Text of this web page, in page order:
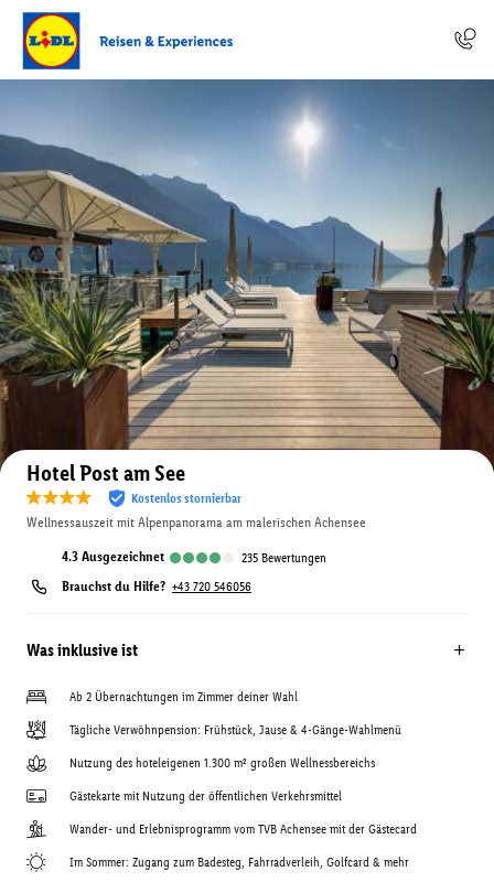
Auf der Karte anzeigen
Hotel Post am See
Kostenlos stornierbar
Wellnessauszeit mit Alpenpanorama am malerischen Achensee
4.3 ausgezeichnet 235 Bewertungen
Brauchst du Hilfe? +43 720 546056
Was inklusive ist
Ab 2 Übernachtungen im Zimmer deiner Wahl
Tägliche Verwöhnpension: Frühstück, Jause & 4-Gänge-Wahlmenü
Nutzung des hoteleigenen 1.300 m² großen Wellnessbereichs
Gästekarte mit Nutzung der öffentlichen Verkehrsmittel
Wander- und Erlebnisprogramm vom TVB Achensee mit der Gästecard
Im Sommer: Zugang zum Badesteg, Fahrradverleih, Golfcard & mehr